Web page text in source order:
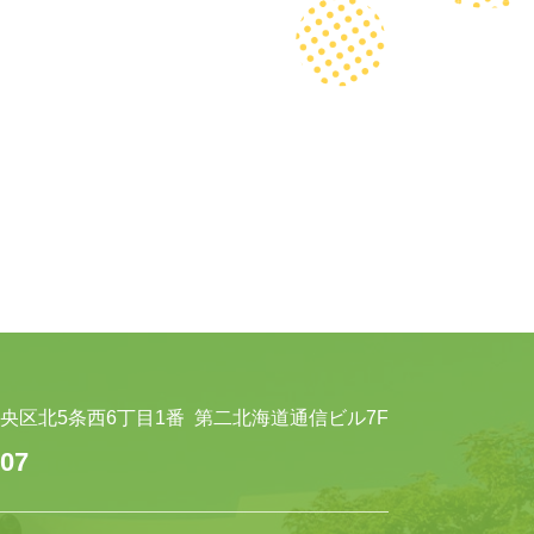
区北5条西6丁目1番 第二北海道通信ビル7F